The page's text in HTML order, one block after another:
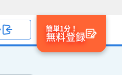
簡単1分！
無料登録